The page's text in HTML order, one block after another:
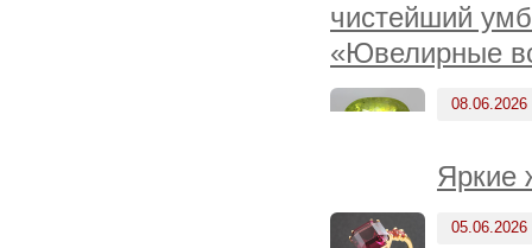
чистейший
«Ювелирные
08.06.2026
Яркие
05.06.2026